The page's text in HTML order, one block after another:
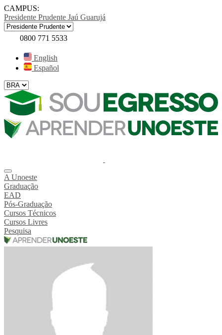
CAMPUS:
Presidente Prudente Jaú Guarujá
0800 771 5533
English
Español
A Unoeste
Graduação
EAD
Pós-Graduação
Cursos Técnicos
Cursos Livres
Pesquisa